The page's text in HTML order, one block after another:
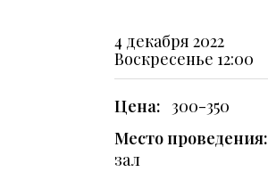
4 декабря 2022
Воскресенье 12:00
Цена: 300-350
Место проведения:
зал